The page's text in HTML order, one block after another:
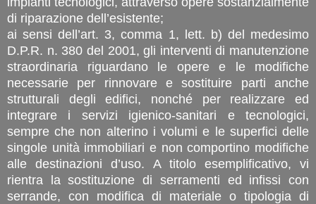
di riparazione dell’esistente;
ai sensi dell’art. 3, comma 1, lett. b) del medesimo
D.P.R. n. 380 del 2001, gli interventi di manutenzione
straordinaria riguardano le opere e le modifiche
necessarie per rinnovare e sostituire parti anche
strutturali degli edifici, nonché per realizzare ed
integrare i servizi igienico-sanitari e tecnologici,
sempre che non alterino i volumi e le superfici delle
singole unità immobiliari e non comportino modifiche
alle destinazioni d’uso. A titolo esemplificativo, vi
rientra la sostituzione di serramenti ed infissi con
serrande, con modifica di materiale o tipologia di